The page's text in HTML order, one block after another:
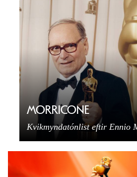
MORRICONE
Kvikmyndatónlist eftir Ennio